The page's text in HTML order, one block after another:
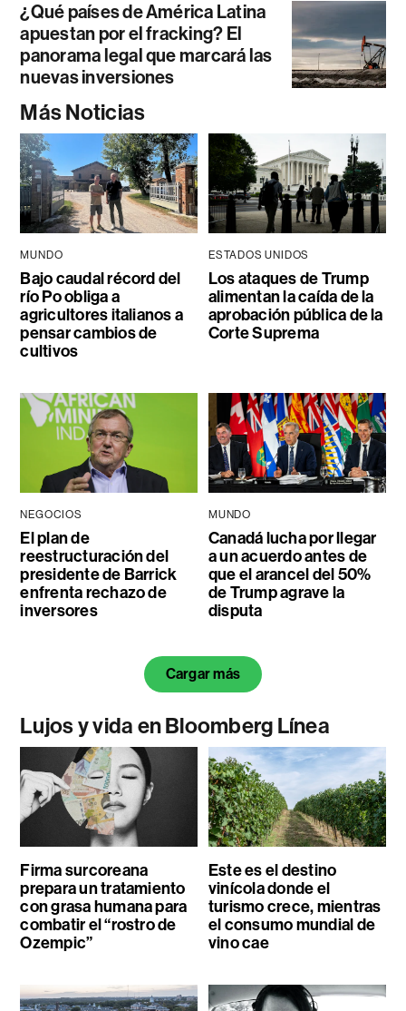
¿Qué países de América Latina
apuestan por el fracking? El
panorama legal que marcará las
nuevas inversiones
Más Noticias
MUNDO
Bajo caudal récord del
río Po obliga a
agricultores italianos a
pensar cambios de
cultivos
ESTADOS UNIDOS
Los ataques de Trump
alimentan la caída de la
aprobación pública de la
Corte Suprema
NEGOCIOS
El plan de
reestructuración del
presidente de Barrick
enfrenta rechazo de
inversores
MUNDO
Canadá lucha por llegar
a un acuerdo antes de
que el arancel del 50%
de Trump agrave la
disputa
Cargar más
Lujos y vida en Bloomberg Línea
Firma surcoreana
prepara un tratamiento
con grasa humana para
combatir el “rostro de
Ozempic”
Este es el destino
vinícola donde el
turismo crece, mientras
el consumo mundial de
vino cae